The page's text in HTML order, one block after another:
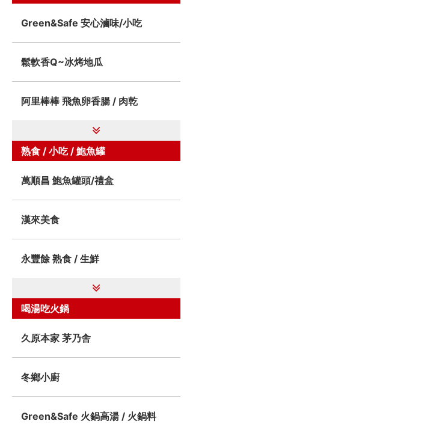
Green&Safe 安心滷味/小吃
鬆軟香Q~冰烤地瓜
阿里棒棒 飛魚卵香腸 / 肉乾
熟食 / 小吃 / 鮑魚罐
萬順昌 鮑魚罐頭/禮盒
漢來美食
永豐餘 熟食 / 生鮮
喝湯吃火鍋
久原本家 茅乃舎
冬鄉小廚
Green&Safe 火鍋高湯 / 火鍋料